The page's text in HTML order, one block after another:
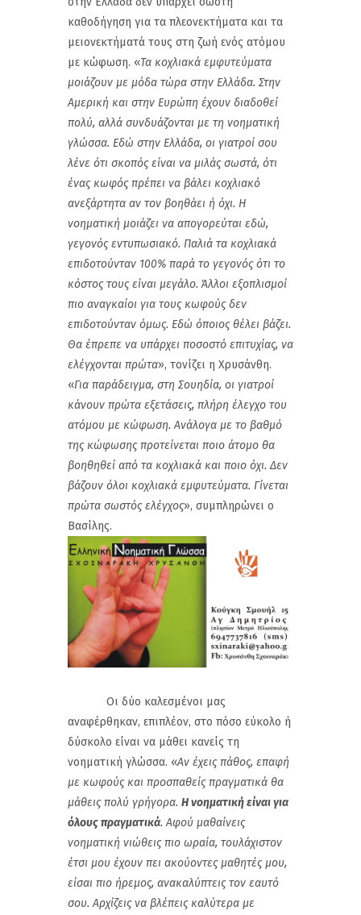
καθοδήγηση για τα πλεονεκτήματα και τα
μειονεκτήματά τους στη ζωή ενός ατόμου
με κώφωση. «Τα κοχλιακά εμφυτεύματα
μοιάζουν με μόδα τώρα στην Ελλάδα. Στην
Αμερική και στην Ευρώπη έχουν διαδοθεί
πολύ, αλλά συνδυάζονται με τη νοηματική
γλώσσα. Εδώ στην Ελλάδα, οι γιατροί σου
λένε ότι σκοπός είναι να μιλάς σωστά, ότι
ένας κωφός πρέπει να βάλει κοχλιακό
ανεξάρτητα αν τον βοηθάει ή όχι. Η
νοηματική μοιάζει να απογορεύται εδώ,
γεγονός εντυπωσιακό. Παλιά τα κοχλιακά
επιδοτούνταν 100% παρά το γεγονός ότι το
κόστος τους είναι μεγάλο. Άλλοι εξοπλισμοί
πιο αναγκαίοι για τους κωφούς δεν
επιδοτούνταν όμως. Εδώ όποιος θέλει βάζει.
Θα έπρεπε να υπάρχει ποσοστό επιτυχίας, να
ελέγχονται πρώτα», τονίζει η Χρυσάνθη.
«Για παράδειγμα, στη Σουηδία, οι γιατροί
κάνουν πρώτα εξετάσεις, πλήρη έλεγχο του
ατόμου με κώφωση. Ανάλογα με το βαθμό
της κώφωσης προτείνεται ποιο άτομο θα
βοηθηθεί από τα κοχλιακά και ποιο όχι. Δεν
βάζουν όλοι κοχλιακά εμφυτεύματα. Γίνεται
πρώτα σωστός ελέγχος», συμπληρώνει ο
Βασίλης.
Οι δύο καλεσμένοι μας
αναφέρθηκαν, επιπλέον, στο πόσο εύκολο ή
δύσκολο είναι να μάθει κανείς τη
νοηματική γλώσσα. «Αν έχεις πάθος, επαφή
με κωφούς και προσπαθείς πραγματικά θα
μάθεις πολύ γρήγορα. Η νοηματική είναι για
όλους πραγματικά. Αφού μαθαίνεις
νοηματική νιώθεις πιο ωραία, τουλάχιστον
έτσι μου έχουν πει ακούοντες μαθητές μου,
είσαι πιο ήρεμος, ανακαλύπτεις τον εαυτό
σου. Αρχίζεις να βλέπεις καλύτερα με